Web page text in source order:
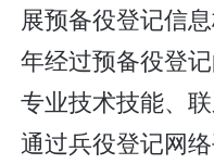
展预备役登记信
年经过预备役登
专业技术技能、
通过兵役登记网